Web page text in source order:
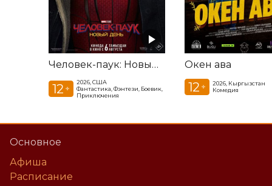
Человек-паук: Новый день
12 +
2026, США
Фантастика, Фэнтези, Боевик,
Приключения
Окен ава
12 +
2026, Кыргызстан
Комедия
Основное
Афиша
Расписание